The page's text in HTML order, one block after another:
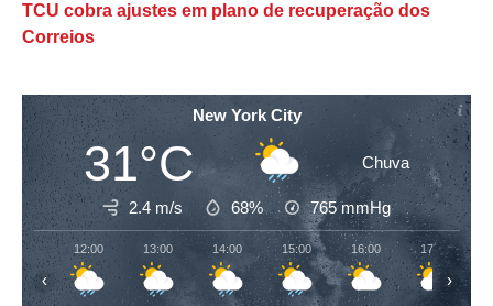
TCU cobra ajustes em plano de recuperação dos
Correios
New York City
31°C Chuva
2.4 m/s 68% 765mmHg
12:00 13:00 14:00 15:00 16:00 17:00
‹ ›